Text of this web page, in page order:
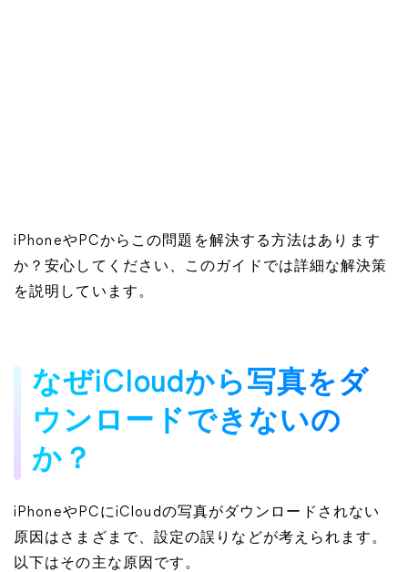
iPhoneやPCからこの問題を解決する方法はあります
か？安心してください、このガイドでは詳細な解決策
を説明しています。
なぜiCloudから写真をダ
ウンロードできないの
か？
iPhoneやPCにiCloudの写真がダウンロードされない
原因はさまざまで、設定の誤りなどが考えられます。
以下はその主な原因です。